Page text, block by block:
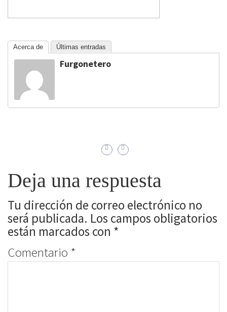
Acerca de Últimas entradas
Furgonetero
Deja una respuesta
Tu dirección de correo electrónico no
será publicada. Los campos obligatorios
están marcados con *
Comentario *